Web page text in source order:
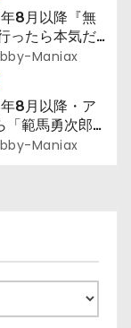
8月以降『無
ったら本気だ
」のフィギュ
Maniax
8月以降・ア
範馬勇次郎」
Maniax